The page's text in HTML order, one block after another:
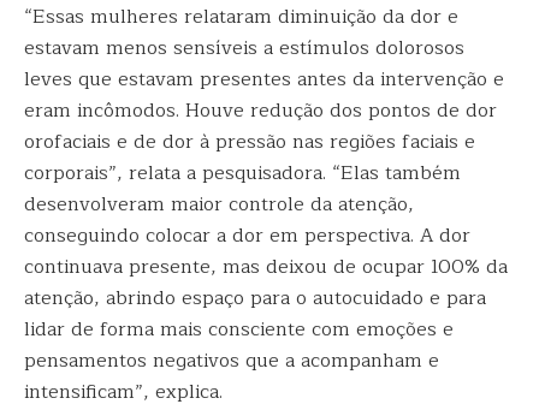
“Essas mulheres relataram diminuição da dor e
estavam menos sensíveis a estímulos dolorosos
leves que estavam presentes antes da intervenção e
eram incômodos. Houve redução dos pontos de dor
orofaciais e de dor à pressão nas regiões faciais e
corporais”, relata a pesquisadora. “Elas também
desenvolveram maior controle da atenção,
conseguindo colocar a dor em perspectiva. A dor
continuava presente, mas deixou de ocupar 100% da
atenção, abrindo espaço para o autocuidado e para
lidar de forma mais consciente com emoções e
pensamentos negativos que a acompanham e
intensificam”, explica.